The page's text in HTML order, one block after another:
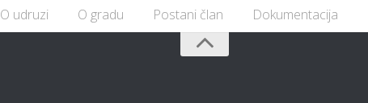
O udruzi O gradu Postani član Dokumentacija